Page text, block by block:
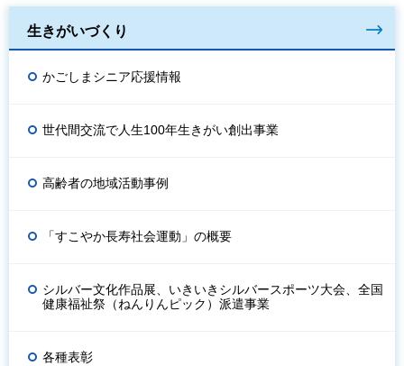
生きがいづくり
かごしまシニア応援情報
世代間交流で人生100年生きがい創出事業
高齢者の地域活動事例
「すこやか長寿社会運動」の概要
シルバー文化作品展、いきいきシルバースポーツ大会、全国
健康福祉祭（ねんりんピック）派遣事業
各種表彰